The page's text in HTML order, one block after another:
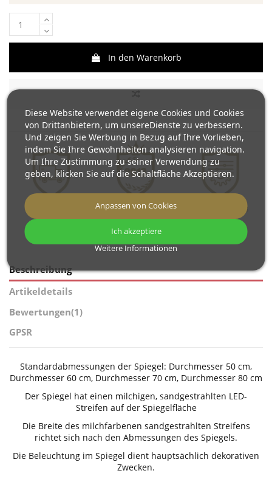
In den Warenkorb
Wir produzieren
Spiegel nach Maß
Beschreibung
Artikeldetails
Bewertungen(1)
GPSR
Standardabmessungen der Spiegel: Durchmesser 50 cm,
Durchmesser 60 cm, Durchmesser 70 cm, Durchmesser 80 cm
Der Spiegel hat einen milchigen, sandgestrahlten LED-
Streifen auf der Spiegelfläche
Die Breite des milchfarbenen sandgestrahlten Streifens
richtet sich nach den Abmessungen des Spiegels.
Die Beleuchtung im Spiegel dient hauptsächlich dekorativen
Zwecken.
Diese Website verwendet eigene Cookies und Cookies
von Drittanbietern, um unsereDienste zu verbessern.
Und zeigen Sie Werbung in Bezug auf Ihre Vorlieben,
indem Sie Ihre Gewohnheiten analysieren navigation.
Um Ihre Zustimmung zu seiner Verwendung zu
geben, klicken Sie auf die Schaltfläche Akzeptieren.
Weitere Informationen
Anpassen von Cookies
Ich akzeptiere